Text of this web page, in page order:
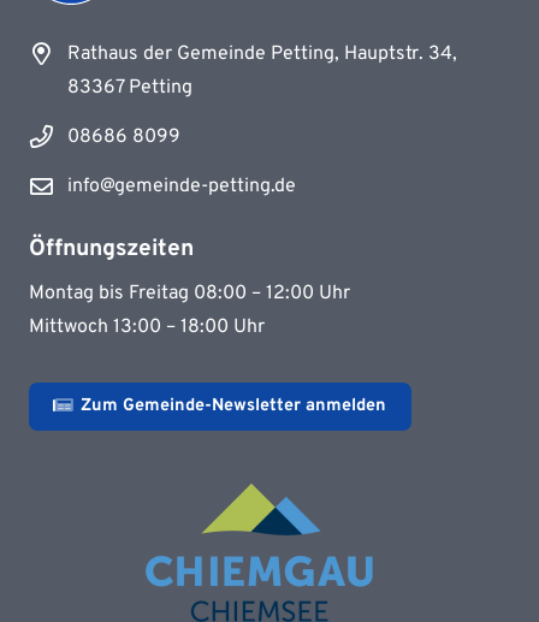
Rathaus der Gemeinde Petting, Hauptstr. 34,
83367 Petting
08686 8099
info@gemeinde-petting.de
Öffnungszeiten
Montag bis Freitag 08:00 – 12:00 Uhr
Mittwoch 13:00 – 18:00 Uhr
Zum Gemeinde-Newsletter anmelden